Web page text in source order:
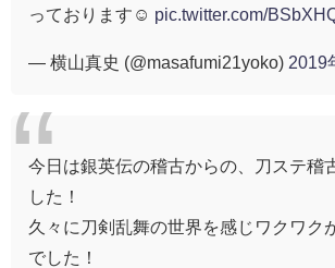
っております☺️ pic.twitter.com/
— 横山真史 (@masafumi21yoko) 2019
今日は銀英伝の稽古からの、刀ステ稽
した！
久々に刀剣乱舞の世界を感じワクワク
でした！